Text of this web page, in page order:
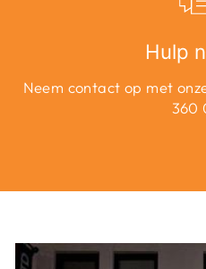
Hulp
Neem contact op met
360